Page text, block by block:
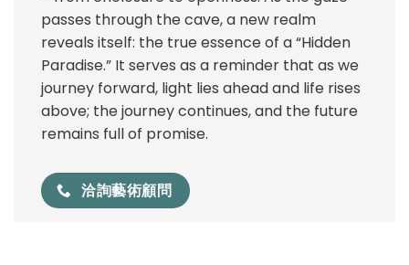
passes through the cave, a new realm
reveals itself: the true essence of a “Hidden
Paradise.” It serves as a reminder that as we
journey forward, light lies ahead and life rises
above; the journey continues, and the future
remains full of promise.
洽詢藝術顧問